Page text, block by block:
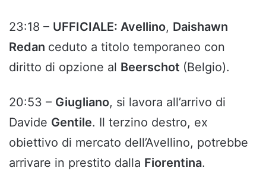
23:18 – UFFICIALE: Avellino, Daishawn
Redan ceduto a titolo temporaneo con
diritto di opzione al Beerschot (Belgio).
20:53 – Giugliano, si lavora all’arrivo di
Davide Gentile. Il terzino destro, ex
obiettivo di mercato dell’Avellino, potrebbe
arrivare in prestito dalla Fiorentina.